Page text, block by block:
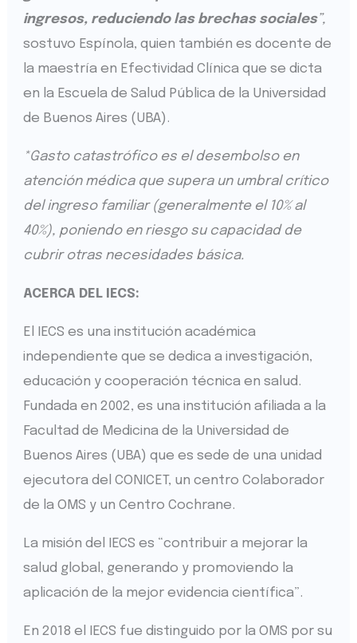
ingresos, reduciendo las brechas sociales”,
sostuvo Espínola, quien también es docente de
la maestría en Efectividad Clínica que se dicta
en la Escuela de Salud Pública de la Universidad
de Buenos Aires (UBA).
*Gasto catastrófico es el desembolso en
atención médica que supera un umbral crítico
del ingreso familiar (generalmente el 10% al
40%), poniendo en riesgo su capacidad de
cubrir otras necesidades básica.
ACERCA DEL IECS:
El IECS es una institución académica
independiente que se dedica a investigación,
educación y cooperación técnica en salud.
Fundada en 2002, es una institución afiliada a la
Facultad de Medicina de la Universidad de
Buenos Aires (UBA) que es sede de una unidad
ejecutora del CONICET, un centro Colaborador
de la OMS y un Centro Cochrane.
La misión del IECS es “contribuir a mejorar la
salud global, generando y promoviendo la
aplicación de la mejor evidencia científica”.
En 2018 el IECS fue distinguido por la OMS por su